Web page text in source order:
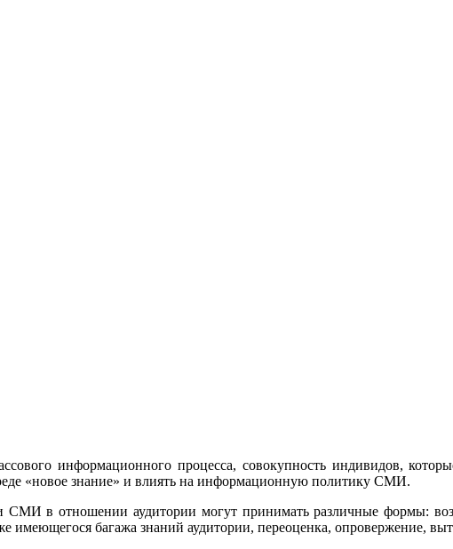
информационного процесса, совокупность индивидов,
«новое знание» и влиять на информационную политику СМИ.
СМИ в отношении аудитории могут принимать различные формы:
имеющегося багажа знаний аудитории, переоценка, опровержение,